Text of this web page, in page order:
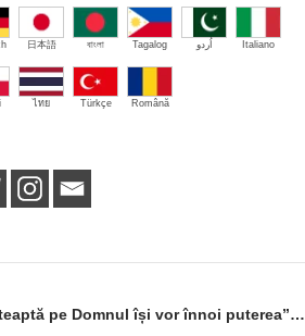
日本語 বাংলা Tagalog اُردو Italiano
ไทย Türkçe Română
pe Domnul își vor înnoi puterea”…